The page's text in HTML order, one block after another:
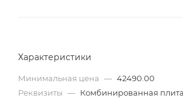
Характеристики
Минимальная цена — 42490.00
Реквизиты — Комбинированная